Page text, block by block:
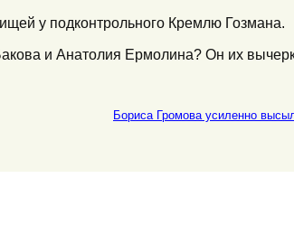
у подконтрольного Кремлю Гозмана.
и Анатолия Ермолина? Он их
Бориса Громова усиленно